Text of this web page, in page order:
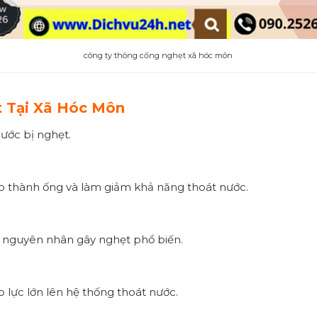
công ty thông cống nghẹt xã hóc môn
Xã Hóc Môn
bị nghẹt.
thành ống và làm giảm khả năng thoát nước.
nhân gây nghẹt phổ biến.
lực lớn lên hệ thống thoát nước.